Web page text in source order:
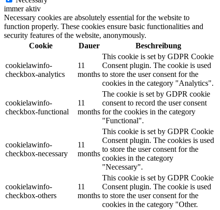
immer aktiv
Necessary cookies are absolutely essential for the website to
function properly. These cookies ensure basic functionalities and
security features of the website, anonymously.
Cookie
Dauer Beschreibung
cookielawinfo-
checkbox-analytics
11
months
This cookie is set by GDPR Cookie
Consent plugin. The cookie is used
to store the user consent for the
cookies in the category "Analytics".
cookielawinfo-
checkbox-functional
11
months
The cookie is set by GDPR cookie
consent to record the user consent
for the cookies in the category
"Functional".
cookielawinfo-
checkbox-necessary
11
months
This cookie is set by GDPR Cookie
Consent plugin. The cookies is used
to store the user consent for the
cookies in the category
"Necessary".
cookielawinfo-
checkbox-others
11
months
This cookie is set by GDPR Cookie
Consent plugin. The cookie is used
to store the user consent for the
cookies in the category "Other.